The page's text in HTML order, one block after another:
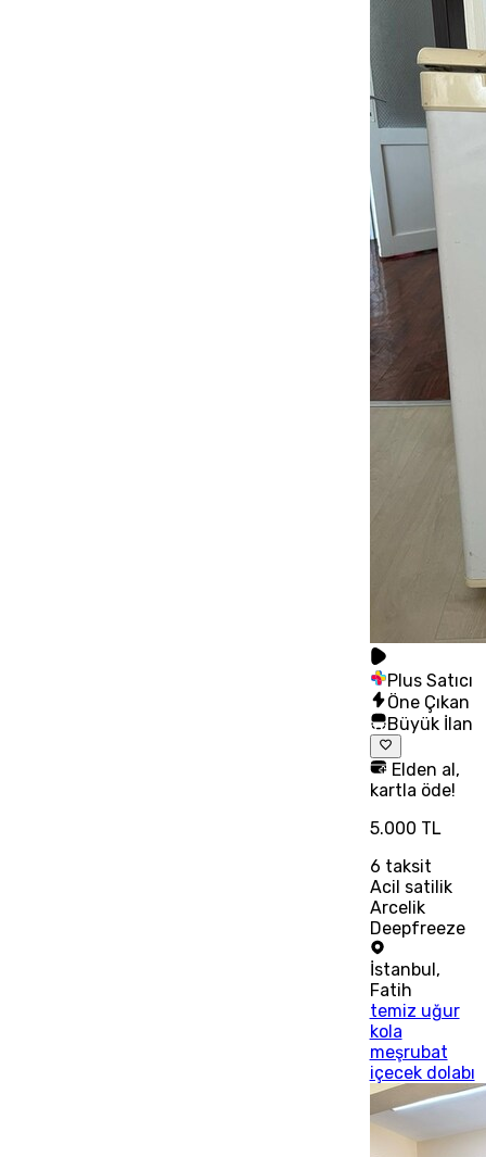
Plus Satıcı
Öne Çıkan
Büyük İlan
Elden al,
kartla öde!
5.000 TL
6 taksit
Acil satilik
Arcelik
Deepfreeze
İstanbul ,
Fatih
temiz uğur
kola
meşrubat
içecek dolabı